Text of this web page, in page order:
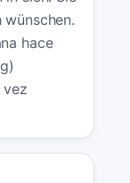
hace
vez